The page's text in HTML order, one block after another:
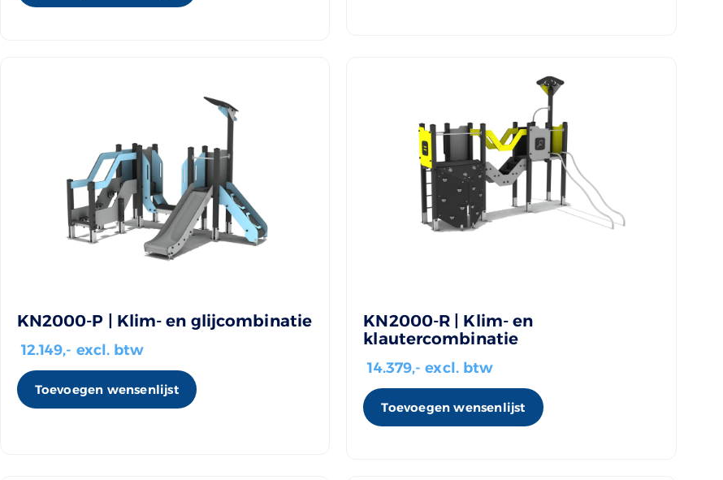
KN2000-P | Klim- en glijcombinatie
12.149,- excl. btw
Toevoegen wensenlijst
KN2000-R | Klim- en
klautercombinatie
14.379,- excl. btw
Toevoegen wensenlijst